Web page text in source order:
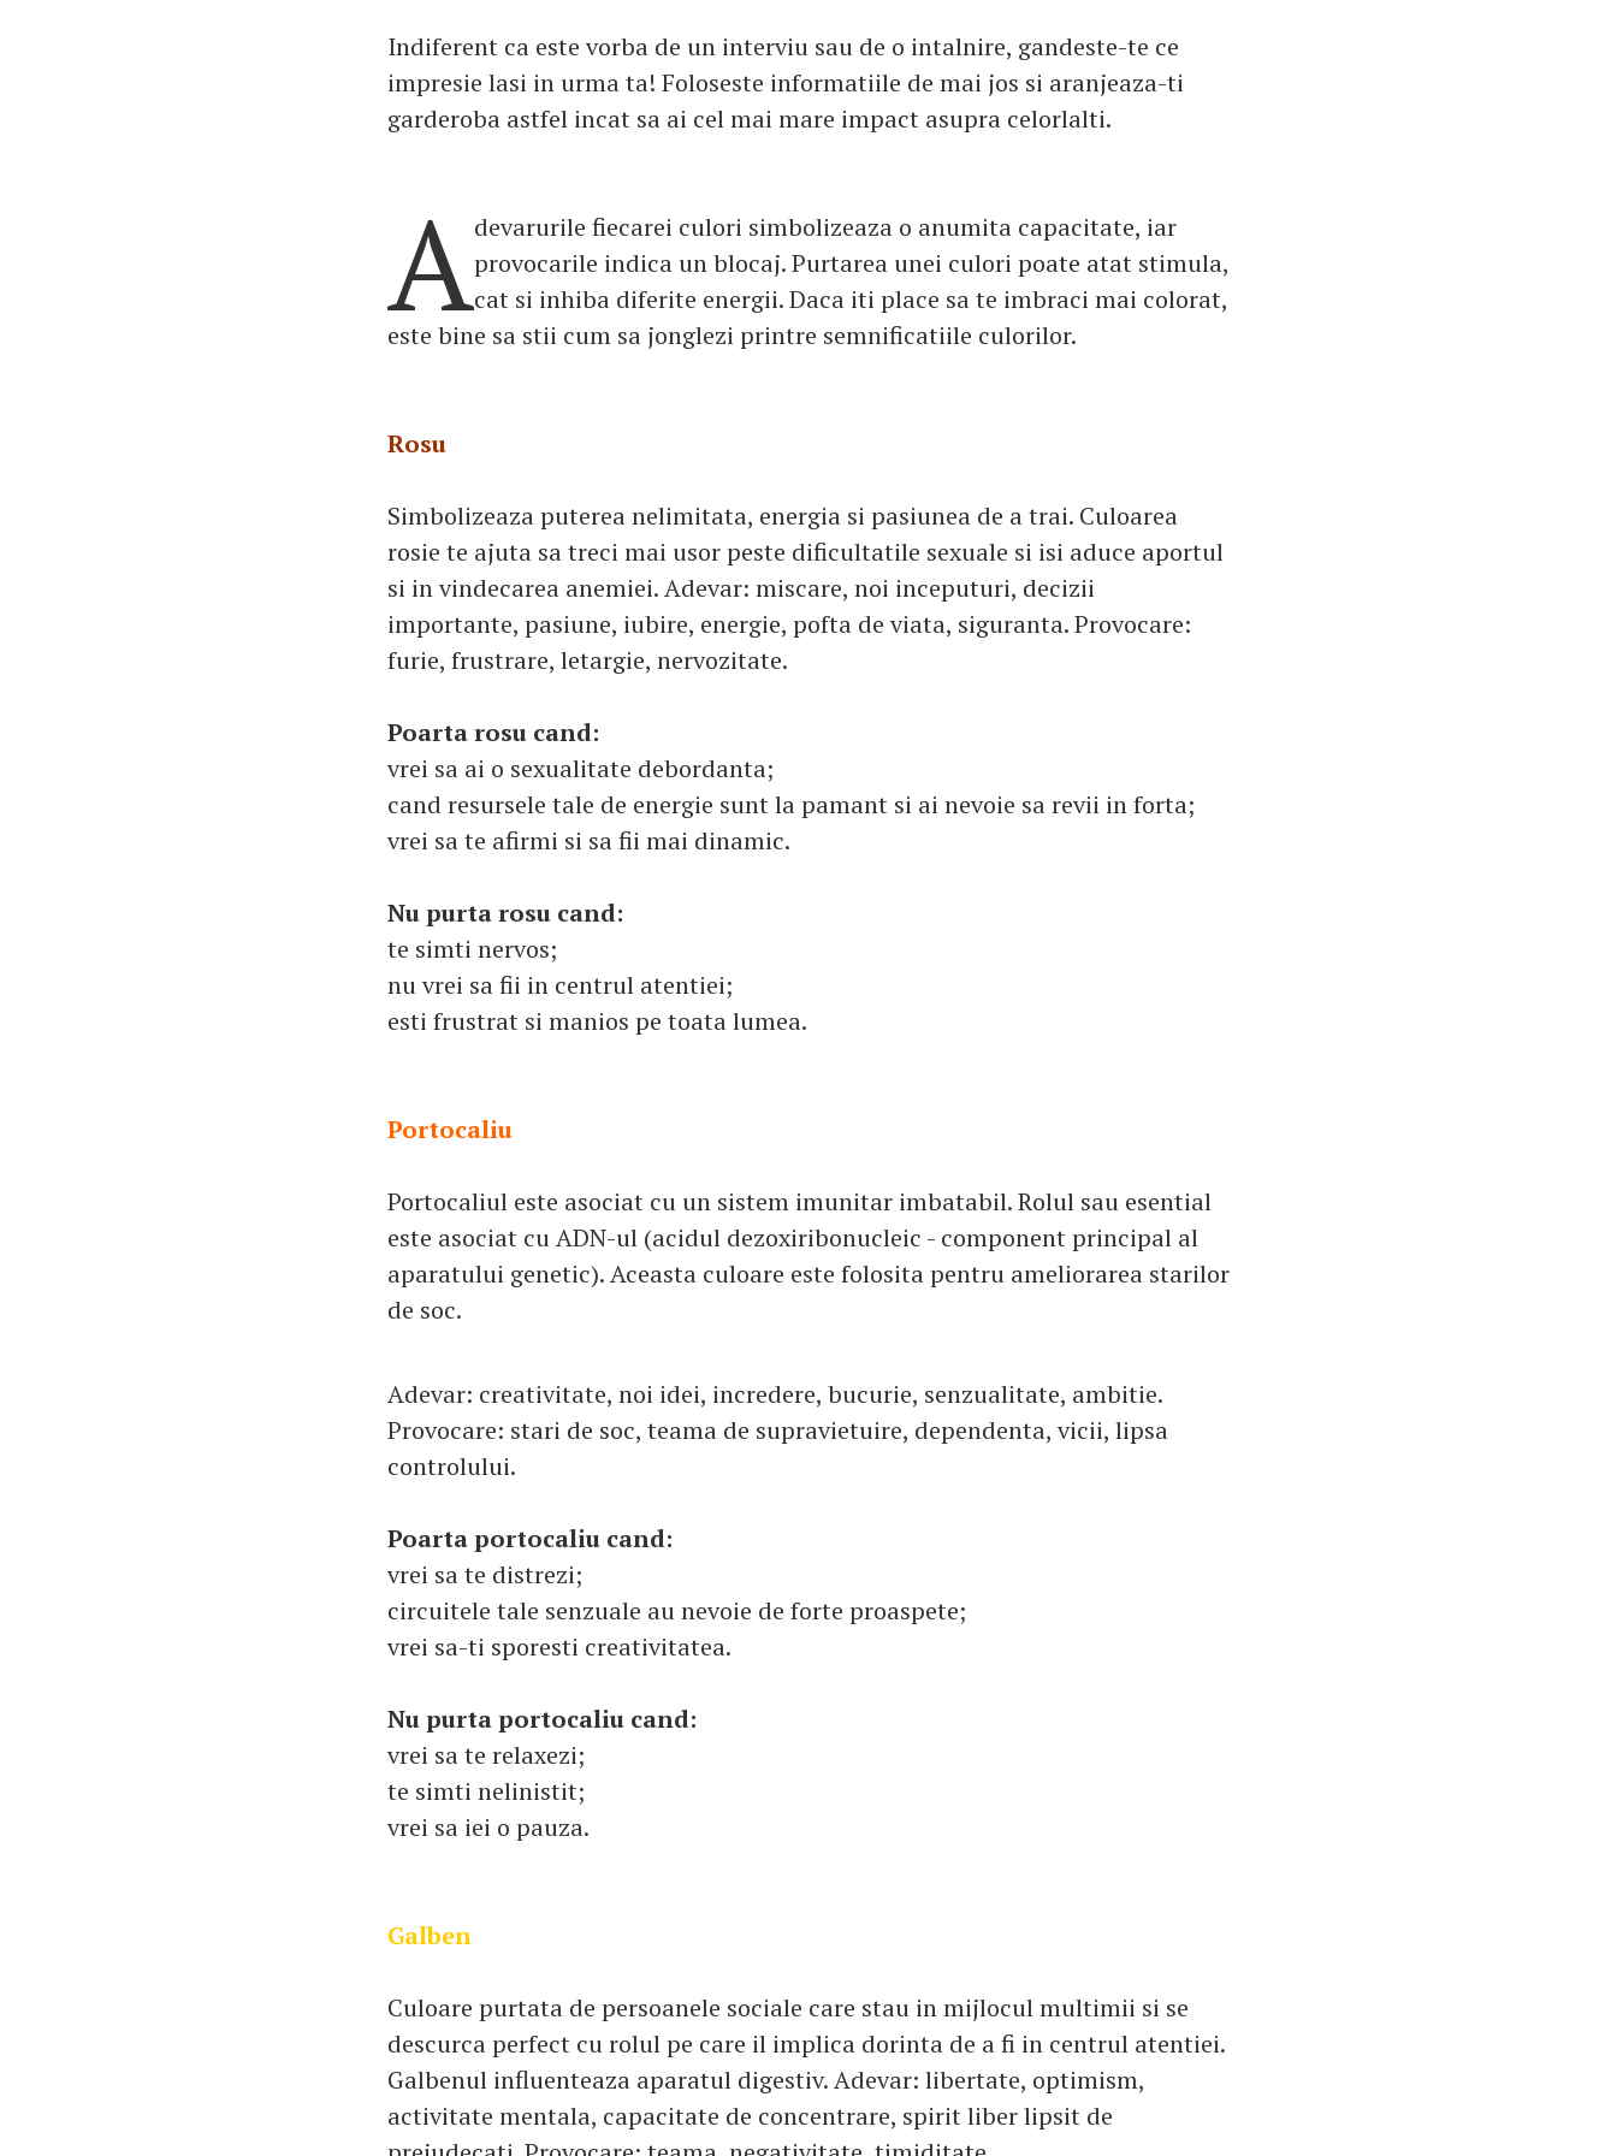
Indiferent ca este vorba de un interviu sau de o intalnire, gandeste-te ce
impresie lasi in urma ta! Foloseste informatiile de mai jos si aranjeaza-ti
garderoba astfel incat sa ai cel mai mare impact asupra celorlalti.
Adevarurile fiecarei culori simbolizeaza o anumita capacitate, iar
provocarile indica un blocaj. Purtarea unei culori poate atat stimula,
cat si inhiba diferite energii. Daca iti place sa te imbraci mai colorat,
este bine sa stii cum sa jonglezi printre semnificatiile culorilor.
Rosu
Simbolizeaza puterea nelimitata, energia si pasiunea de a trai. Culoarea
rosie te ajuta sa treci mai usor peste dificultatile sexuale si isi aduce aportul
si in vindecarea anemiei. Adevar: miscare, noi inceputuri, decizii
importante, pasiune, iubire, energie, pofta de viata, siguranta. Provocare:
furie, frustrare, letargie, nervozitate.
Poarta rosu cand:
vrei sa ai o sexualitate debordanta;
cand resursele tale de energie sunt la pamant si ai nevoie sa revii in forta;
vrei sa te afirmi si sa fii mai dinamic.
Nu purta rosu cand:
te simti nervos;
nu vrei sa fii in centrul atentiei;
esti frustrat si manios pe toata lumea.
Portocaliu
Portocaliul este asociat cu un sistem imunitar imbatabil. Rolul sau esential
este asociat cu ADN-ul (acidul dezoxiribonucleic - component principal al
aparatului genetic). Aceasta culoare este folosita pentru ameliorarea starilor
de soc.
Adevar: creativitate, noi idei, incredere, bucurie, senzualitate, ambitie.
Provocare: stari de soc, teama de supravietuire, dependenta, vicii, lipsa
controlului.
Poarta portocaliu cand:
vrei sa te distrezi;
circuitele tale senzuale au nevoie de forte proaspete;
vrei sa-ti sporesti creativitatea.
Nu purta portocaliu cand:
vrei sa te relaxezi;
te simti nelinistit;
vrei sa iei o pauza.
Galben
Culoare purtata de persoanele sociale care stau in mijlocul multimii si se
descurca perfect cu rolul pe care il implica dorinta de a fi in centrul atentiei.
Galbenul influenteaza aparatul digestiv. Adevar: libertate, optimism,
activitate mentala, capacitate de concentrare, spirit liber lipsit de